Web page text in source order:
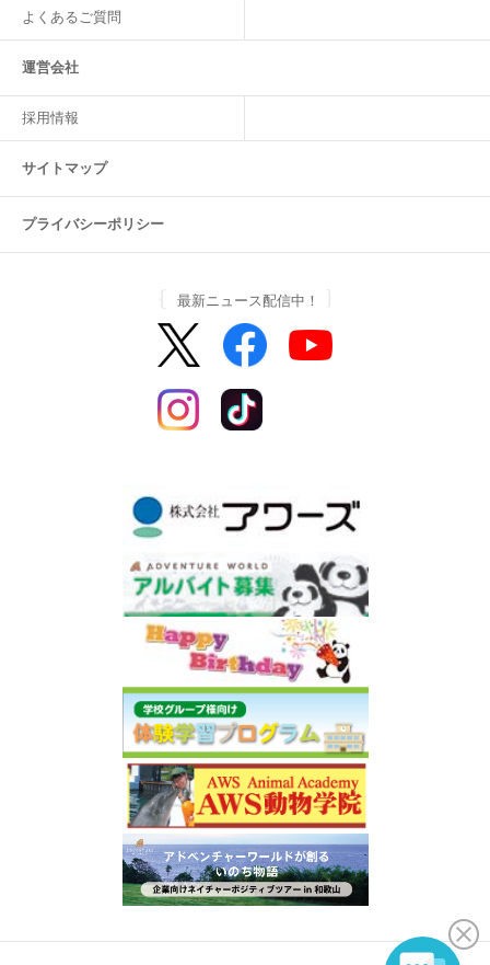
よくあるご質問
運営会社
採用情報
サイトマップ
プライバシーポリシー
最新ニュース配信中！